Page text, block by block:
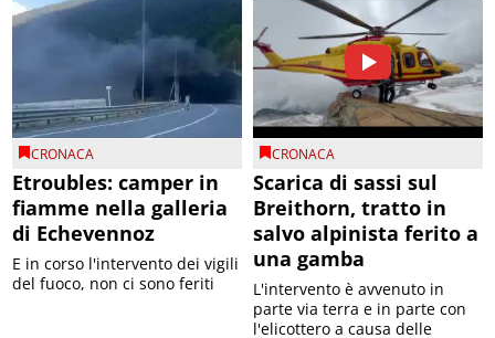
CRONACA
Etroubles: camper in
fiamme nella galleria
di Echevennoz
E in corso l'intervento dei vigili
del fuoco, non ci sono feriti
CRONACA
Scarica di sassi sul
Breithorn, tratto in
salvo alpinista ferito a
una gamba
L'intervento è avvenuto in
parte via terra e in parte con
l'elicottero a causa delle